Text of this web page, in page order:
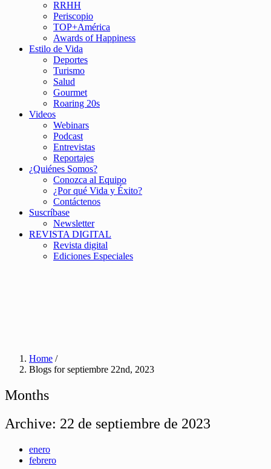
RRHH
Periscopio
TOP+América
Awards of Happiness
Estilo de Vida
Deportes
Turismo
Salud
Gourmet
Roaring 20s
Videos
Webinars
Podcast
Entrevistas
Reportajes
¿Quiénes Somos?
Conozca al Equipo
¿Por qué Vida y Éxito?
Contáctenos
Suscríbase
Newsletter
REVISTA DIGITAL
Revista digital
Ediciones Especiales
Home /
Blogs for septiembre 22nd, 2023
Months
Archive: 22 de septiembre de 2023
enero
febrero